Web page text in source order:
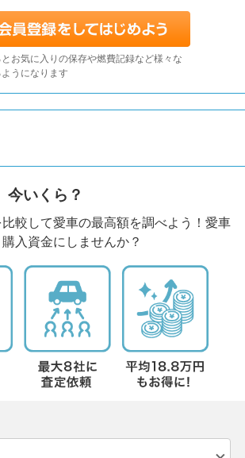
お気に入りの保存や燃費記録など様々な
うになります
今いくら？
較して愛車の最高額を調べよう！愛車
入資金にしませんか？